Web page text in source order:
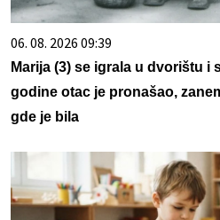
06. 08. 2026 09:39
Marija (3) se igrala u dvorištu i
godine otac je pronašao,
gde je bila